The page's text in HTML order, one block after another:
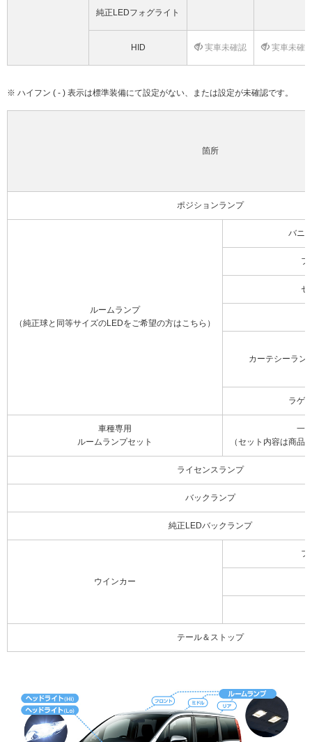
純正LEDフォグライト
HID 実車未確認 実車未確
※ ハイフン ( - ) 表示は標準装備にて設定がない、または設定が未確認です。
箇所
ポジションランプ
ルームランプ
（純正球と同等サイズのLEDをご希望の方はこちら）
バニ
フ
セ
カーテシーラン
ラゲ
車種専用
ルームランプセット
一
（セット内容は商品
ライセンスランプ
バックランプ
純正LEDバックランプ
ウインカー
フ
テール＆ストップ